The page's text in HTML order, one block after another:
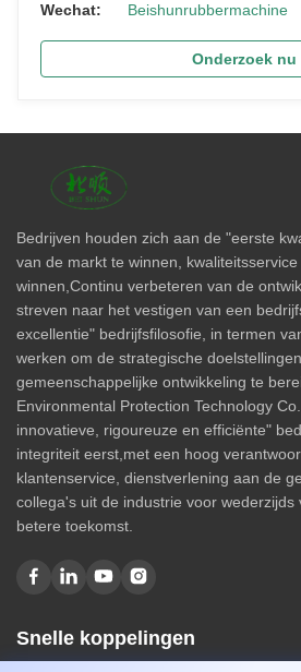
Wechat:
Beishunrubbermachine
Onderzoek nu
Bedrijven houden zich aan de "eerste
van de markt te winnen,
winnen,Continu verbeteren van de
streven naar het vestigen van een
excellentie" bedrijfsfilosofie, in termen
werken om de strategische
gemeenschappelijke ontwikkeling te
Environmental Protection Technology
innovatieve, rigoureuze en efficiënte"
integriteit eerst,met een hoog
klantenservice, dienstverlening aan de
collega's uit de industrie voor wederzijds
betere toekomst.
Snelle koppelingen